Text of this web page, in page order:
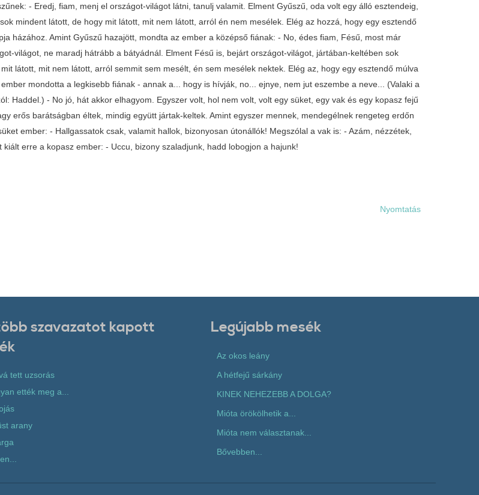
- Eredj, fiam, menj el országot-világot látni, tanulj valamit. Elment Gyűszű, oda volt egy álló esztendeig,
mindent látott, de hogy mit látott, mit nem látott, arról én nem mesélek. Elég az hozzá, hogy egy esztendő
házához. Amint Gyűszű hazajött, mondta az ember a középső fiának: - No, édes fiam, Fésű, most már
világot, ne maradj hátrább a bátyádnál. Elment Fésű is, bejárt országot-világot, jártában-keltében sok
látott, mit nem látott, arról semmit sem mesélt, én sem mesélek nektek. Elég az, hogy egy esztendő múlva
mondotta a legkisebb fiának - annak a... hogy is hívják, no... ejnye, nem jut eszembe a neve... (Valaki a
Haddel.) - No jó, hát akkor elhagyom. Egyszer volt, hol nem volt, volt egy süket, egy vak és egy kopasz fejű
erős barátságban éltek, mindig együtt jártak-keltek. Amint egyszer mennek, mendegélnek rengeteg erdőn
ember: - Hallgassatok csak, valamit hallok, bizonyosan útonállók! Megszólal a vak is: - Azám, nézzétek,
kiált erre a kopasz ember: - Uccu, bizony szaladjunk, hadd lobogjon a hajunk!
Nyomtatás
szavazatot kapott
tett uzsorás
ették meg a...
arany
Legújabb mesék
Az okos leány
A hétfejű sárkány
KINEK NEHEZEBB A DOLGA?
Mióta örökölhetik a...
Mióta nem választanak...
Bővebben...